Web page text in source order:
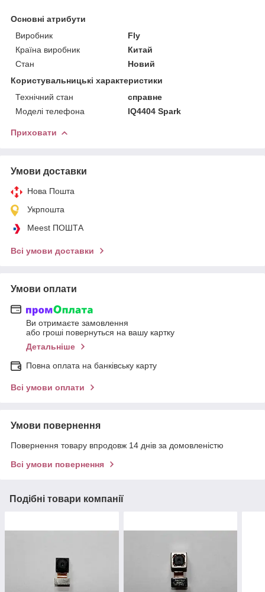
Основні атрибути
Виробник
Fly
Країна виробник
Китай
Стан
Новий
Користувальницькі характеристики
Технічний стан
справне
Моделі телефона
IQ4404 Spark
Приховати
Умови доставки
Нова Пошта
Укрпошта
Meest ПОШТА
Всі умови доставки
Умови оплати
Ви отримаєте замовлення
або гроші повернуться на вашу картку
Детальніше
Повна оплата на банківську карту
Всі умови оплати
Умови повернення
Повернення товару впродовж 14 днів за домовленістю
Всі умови повернення
Подібні товари компанії